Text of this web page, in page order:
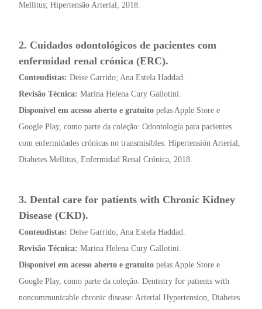
Mellitus; Hipertensão Arterial, 2018.
2. Cuidados odontológicos de pacientes com
enfermidad renal crónica (ERC).
Conteudistas: Deise Garrido; Ana Estela Haddad.
Revisão Técnica: Marina Helena Cury Gallotini.
Disponível em acesso aberto e gratuito pelas Apple Store e
Google Play, como parte da coleção: Odontología para pacientes
com enfermidades crónicas no transmisibles: Hipertensión Arterial,
Diabetes Mellitus, Enfermidad Renal Crónica, 2018.
3. Dental care for patients with Chronic Kidney
Disease (CKD).
Conteudistas: Deise Garrido; Ana Estela Haddad.
Revisão Técnica: Marina Helena Cury Gallotini.
Disponível em acesso aberto e gratuito pelas Apple Store e
Google Play, como parte da coleção: Dentistry for patients with
noncommunicable chronic disease: Arterial Hypertension, Diabetes